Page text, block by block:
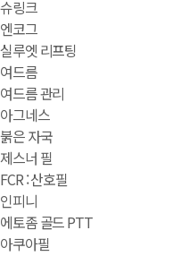
슈링크
엔코그
실루엣 리프팅
여드름
여드름 관리
아그네스
붉은 자국
제스너 필
FCR : 산호필
인피니
에토좀 골드 PTT
아쿠아필